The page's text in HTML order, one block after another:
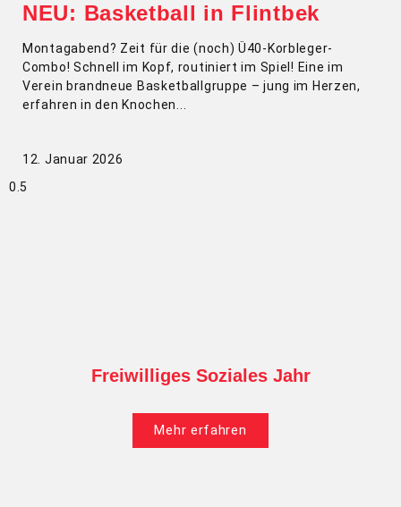
NEU: Basketball in Flintbek
Montagabend? Zeit für die (noch) Ü40-Korbleger-
Combo! Schnell im Kopf, routiniert im Spiel! Eine im
Verein brandneue Basketballgruppe – jung im Herzen,
erfahren in den Knochen
12. Januar 2026
Freiwilliges Soziales Jahr
Mehr erfahren